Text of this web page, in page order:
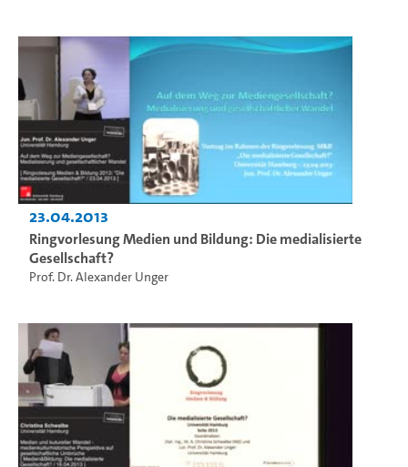
23.04.2013
Ringvorlesung Medien und Bildung: Die medialisierte
Gesellschaft?
Prof. Dr. Alexander Unger